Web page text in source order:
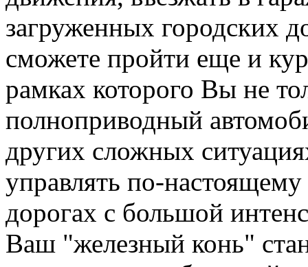
загруженных городских
сможете пройти еще и
рамках которого Вы не
полноприводный
других сложных
управлять по-
дорогах с большой
Ваш "железный конь"